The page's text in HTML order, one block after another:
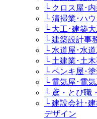
└ クロス屋･
└ 清掃業･ハ
└ 大工･建築
└ 建築設計事
└ 水道屋･水
└ 土建業･土
└ ペンキ屋･
└ 電気屋･電
└ 鳶・とび職
└ 建設会社･
デザイン